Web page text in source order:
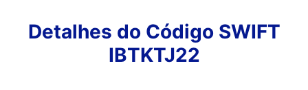
Detalhes do Código SWIFT
IBTKTJ22